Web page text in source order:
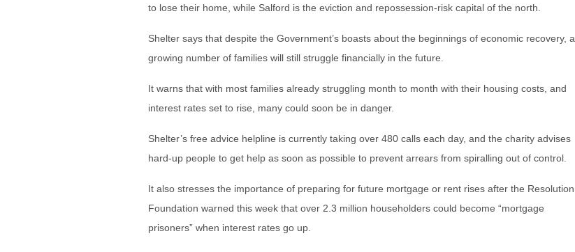
to lose their home, while Salford is the eviction and repossession-risk capital of the north.
Shelter says that despite the Government’s boasts about the beginnings of economic recovery, a
growing number of families will still struggle financially in the future.
It warns that with most families already struggling month to month with their housing costs, and
interest rates set to rise, many could soon be in danger.
Shelter’s free advice helpline is currently taking over 480 calls each day, and the charity advises
hard-up people to get help as soon as possible to prevent arrears from spiralling out of control.
It also stresses the importance of preparing for future mortgage or rent rises after the Resolution
Foundation warned this week that over 2.3 million householders could become “mortgage
prisoners” when interest rates go up.